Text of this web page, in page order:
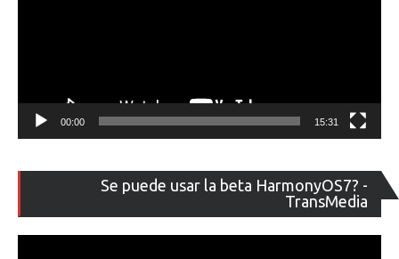
00:00 15:31
Se puede usar la beta HarmonyOS7? -
TransMedia
de